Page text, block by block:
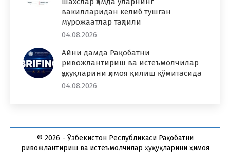
вакилларидан келиб тушган
мурожаатлар таҳлили
04.08.2026
Айни дамда Рақобатни
ривожлантириш ва истеъмолчилар
ҳуқуқларини ҳимоя қилиш қўмитасида
04.08.2026
© 2026 - Ўзбекистон Республикаси Рақобатни
ривожлантириш ва истеъмолчилар ҳуқуқларини ҳимоя